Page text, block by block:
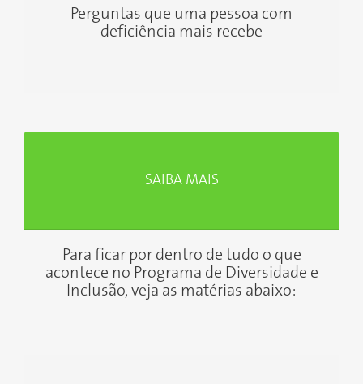
Perguntas que uma pessoa com
deficiência mais recebe
SAIBA MAIS
Para ficar por dentro de tudo o que
acontece no Programa de Diversidade e
Inclusão, veja as matérias abaixo: